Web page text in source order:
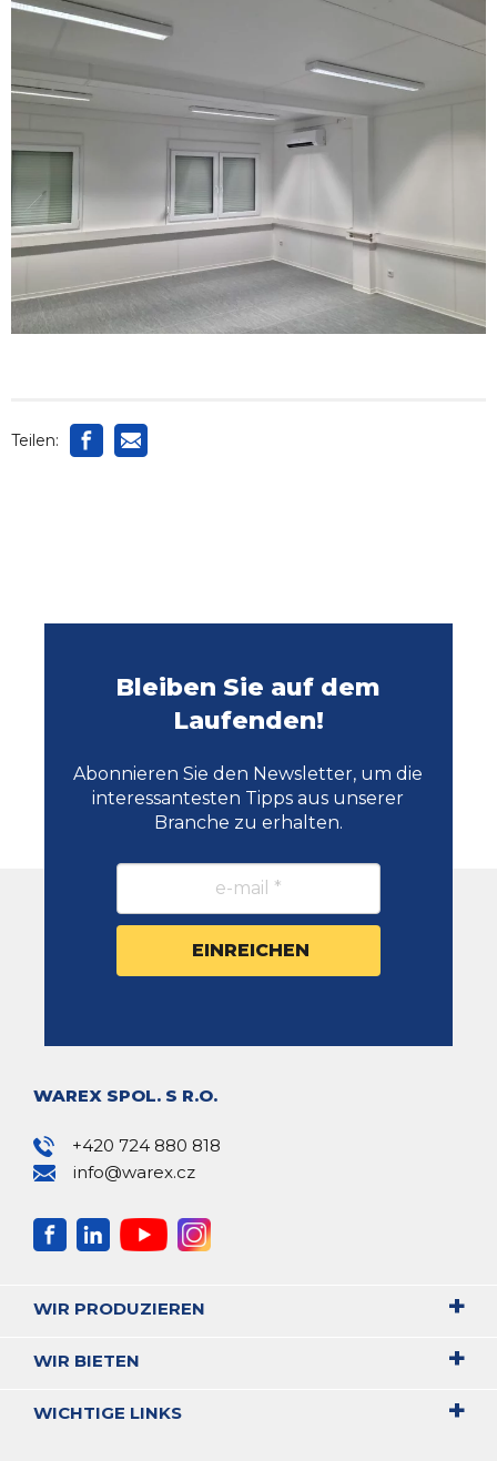
Teilen:
Bleiben Sie auf dem
Laufenden!
Abonnieren Sie den Newsletter, um die
interessantesten Tipps aus unserer
Branche zu erhalten.
WAREX SPOL. S R.O.
+420 724 880 818
info@warex.cz
WIR PRODUZIEREN
WIR BIETEN
WICHTIGE LINKS